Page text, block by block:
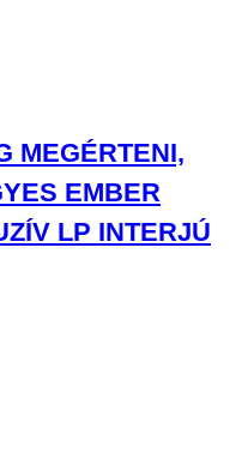
MEGÉRTENI,
EMBER
LP INTERJÚ